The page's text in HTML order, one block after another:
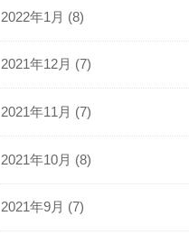
2022年1月 (8)
2021年12月 (7)
2021年11月 (7)
2021年10月 (8)
2021年9月 (7)